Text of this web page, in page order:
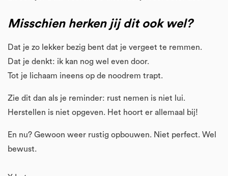
Misschien herken jij dit ook wel?
Dat je zo lekker bezig bent dat je vergeet te remmen.
Dat je denkt: ik kan nog wel even door.
Tot je lichaam ineens op de noodrem trapt.
Zie dit dan als je reminder: rust nemen is niet lui.
Herstellen is niet opgeven. Het hoort er allemaal bij!
En nu? Gewoon weer rustig opbouwen. Niet perfect. Wel
bewust.